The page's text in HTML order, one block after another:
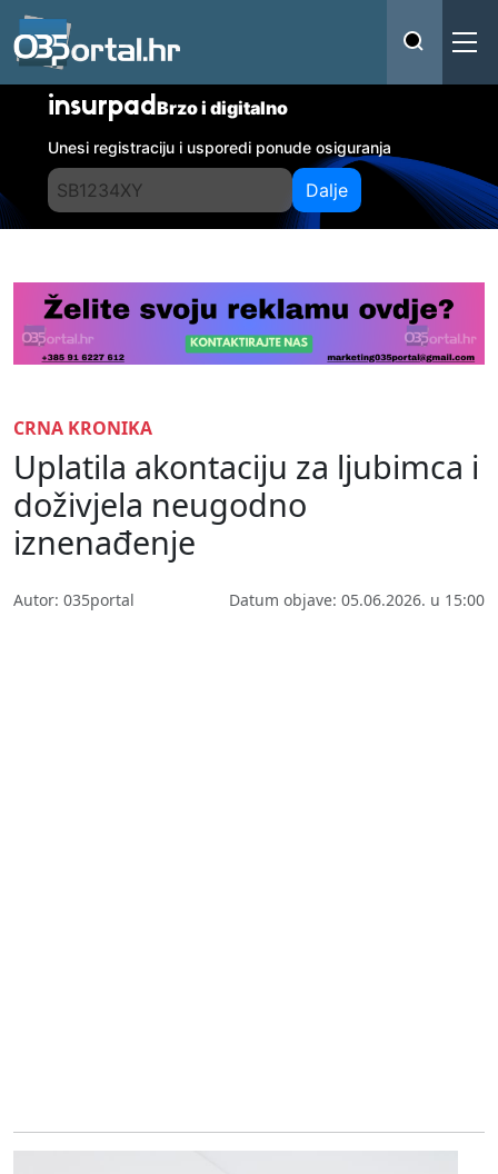
insurpadBrzo i digitalno
Unesi registraciju i usporedi ponude osiguranja
Dalje
CRNA KRONIKA
Uplatila akontaciju za ljubimca i
doživjela neugodno
iznenađenje
Autor: 035portal Datum objave: 05.06.2026. u 15:00